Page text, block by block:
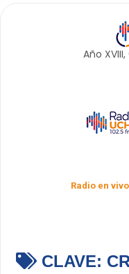
Año
Radio en vivo
CLAVE: